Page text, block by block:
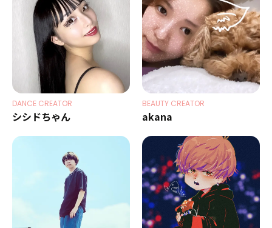
Pickup Topics
2026.03.10
圧ねぇがBS10×17LIVEコラボ企画『Bリーグ全力応
援！バスケ魂』に特別出演決定！
シシドちゃん
DANCE CREATOR
akana
BEAUTY CREATOR